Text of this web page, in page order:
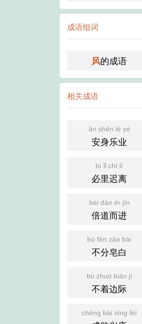
成语组词
风的成语
相关成语
ān shēn lè yè
安身乐业
bì lǐ chí lí
必里迟离
bèi dào ér jìn
倍道而进
bù fēn zào bái
不分皂白
bù zhuó biān jì
不着边际
chéng bài xīng fèi